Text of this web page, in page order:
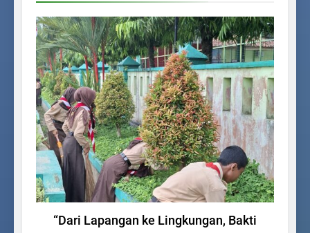
KEGIATAN SISWA UNCATEGORIZED
“Dari Lapangan ke Lingkungan, Bakti